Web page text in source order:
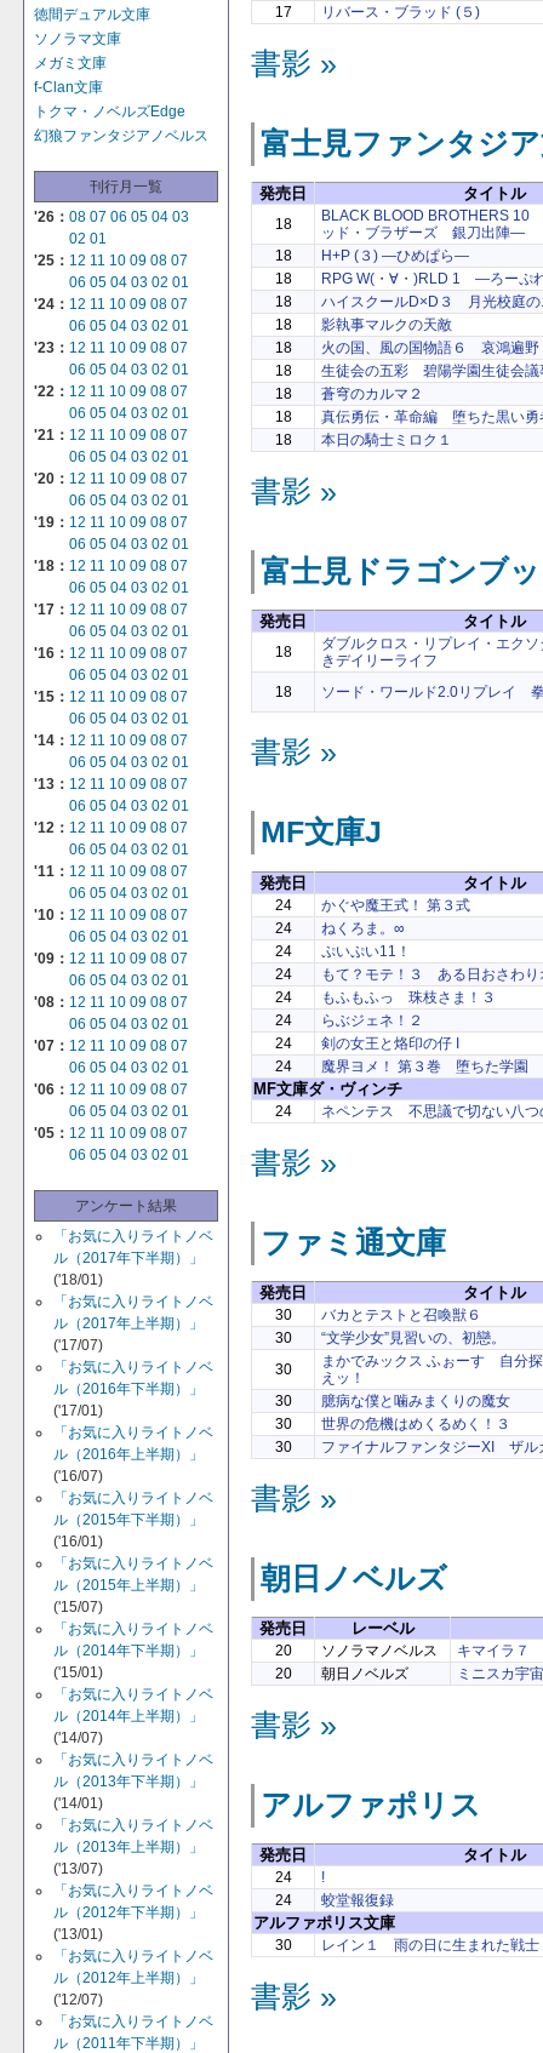
徳間デュアル文庫
ソノラマ文庫
メガミ文庫
f-Clan文庫
トクマ・ノベルズEdge
幻狼ファンタジアノベルス
刊行月一覧
'26： 08 07 06 05 04 03
02 01
'25： 12 11 10 09 08 07
06 05 04 03 02 01
'24： 12 11 10 09 08 07
06 05 04 03 02 01
'23： 12 11 10 09 08 07
06 05 04 03 02 01
'22： 12 11 10 09 08 07
06 05 04 03 02 01
'21： 12 11 10 09 08 07
06 05 04 03 02 01
'20： 12 11 10 09 08 07
06 05 04 03 02 01
'19： 12 11 10 09 08 07
06 05 04 03 02 01
'18： 12 11 10 09 08 07
06 05 04 03 02 01
'17： 12 11 10 09 08 07
06 05 04 03 02 01
'16： 12 11 10 09 08 07
06 05 04 03 02 01
'15： 12 11 10 09 08 07
06 05 04 03 02 01
'14： 12 11 10 09 08 07
06 05 04 03 02 01
'13： 12 11 10 09 08 07
06 05 04 03 02 01
'12： 12 11 10 09 08 07
06 05 04 03 02 01
'11： 12 11 10 09 08 07
06 05 04 03 02 01
'10： 12 11 10 09 08 07
06 05 04 03 02 01
'09： 12 11 10 09 08 07
06 05 04 03 02 01
'08： 12 11 10 09 08 07
06 05 04 03 02 01
'07： 12 11 10 09 08 07
06 05 04 03 02 01
'06： 12 11 10 09 08 07
06 05 04 03 02 01
'05： 12 11 10 09 08 07
06 05 04 03 02 01
アンケート結果
「お気に入りライトノベ
ル（2017年下半期）」
('18/01)
「お気に入りライトノベ
ル（2017年上半期）」
('17/07)
「お気に入りライトノベ
ル（2016年下半期）」
('17/01)
「お気に入りライトノベ
ル（2016年上半期）」
('16/07)
「お気に入りライトノベ
ル（2015年下半期）」
('16/01)
「お気に入りライトノベ
ル（2015年上半期）」
('15/07)
「お気に入りライトノベ
ル（2014年下半期）」
('15/01)
「お気に入りライトノベ
ル（2014年上半期）」
('14/07)
「お気に入りライトノベ
ル（2013年下半期）」
('14/01)
「お気に入りライトノベ
ル（2013年上半期）」
('13/07)
「お気に入りライトノベ
ル（2012年下半期）」
('13/01)
「お気に入りライトノベ
ル（2012年上半期）」
('12/07)
「お気に入りライトノベ
ル（2011年下半期）」
17
リバース・ブラッド (５)
書影 »
富士見ファンタジ
発売日 タイトル
18
BLACK BLOOD BROTHERS
ッド・ブラザーズ 銀刀出陣―
18
H+P (３) ―ひめぱら―
18
RPG W(・∀・)RLD 1 ―ろーぷ
18
ハイスクールD×D３ 月光校庭の
18
影執事マルクの天敵
18
火の国、風の国物語６ 哀鴻遍野
18
生徒会の五彩 碧陽学園生徒会議
18
蒼穹のカルマ２
18
真伝勇伝・革命編 堕ちた黒い勇
18
本日の騎士ミロク１
書影 »
富士見ドラゴンブ
発売日 タイトル
18
ダブルクロス・リプレイ・エク
きデイリーライフ
18
ソード・ワールド2.0リプレイ
書影 »
MF文庫J
発売日 タイトル
24
かぐや魔王式！ 第３式
24
ねくろま。∞
24
ぷいぷい11！
24
もて？モテ！３ ある日おさわり
24
もふもふっ 珠枝さま！３
24
らぶジェネ！２
24
剣の女王と烙印の仔 I
24
魔界ヨメ！ 第３巻 堕ちた学園
MF文庫ダ・ヴィンチ
24 ネペンテス 不思議で切ない八つ
書影 »
ファミ通文庫
発売日 タイトル
30
バカとテストと召喚獣６
30
“文学少女”見習いの、初戀。
30
まかでみックス ふぉーす 自分
えッ！
30
臆病な僕と噛みまくりの魔女
30
世界の危機はめくるめく！３
30
ファイナルファンタジーXI ザル
書影 »
朝日ノベルズ
発売日 レーベル
20 ソノラマノベルス
キマイラ７
20
朝日ノベルズ ミニスカ宇
書影 »
アルファポリス
発売日 タイトル
24
!
24
蛟堂報復録
アルファポリス文庫
30 レイン１ 雨の日に生まれた戦士
書影 »